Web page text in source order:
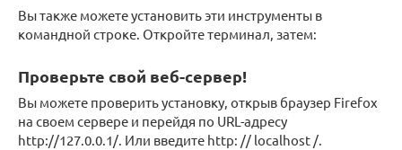
Вы также можете установить эти инструменты в
командной строке. Откройте терминал, затем:
Проверьте свой веб-сервер!
Вы можете проверить установку, открыв браузер Firefox
на своем сервере и перейдя по URL-адресу
http://127.0.0.1/. Или введите http: // localhost /.